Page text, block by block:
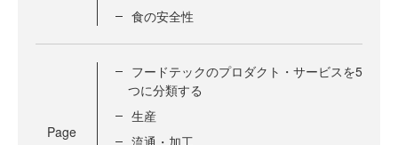
食の安全性
Page
フードテックのプロダクト・サービスを5
つに分類する
生産
流通・加工